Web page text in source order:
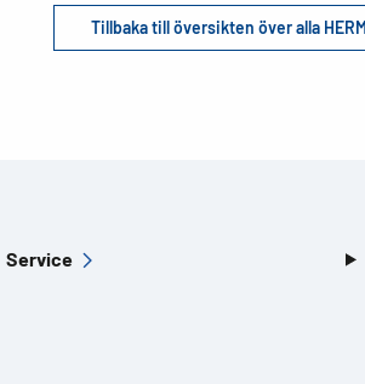
Tillbaka till översikten över alla
Service